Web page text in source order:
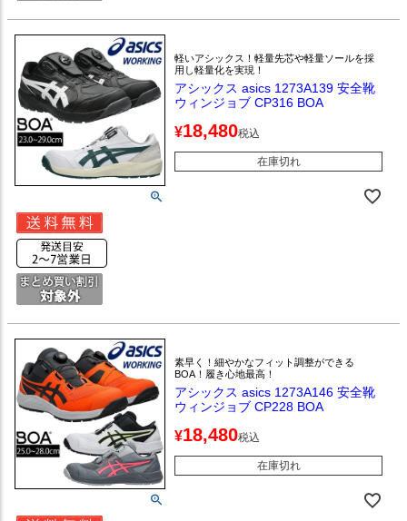
軽いアシックス！軽量先芯や軽量ソールを採
用し軽量化を実現！
アシックス asics 1273A139 安全靴
ウィンジョブ CP316 BOA
¥18,480税込
在庫切れ
素早く！細やかなフィット調整ができる
BOA！履き心地最高！
アシックス asics 1273A146 安全靴
ウィンジョブ CP228 BOA
¥18,480税込
在庫切れ